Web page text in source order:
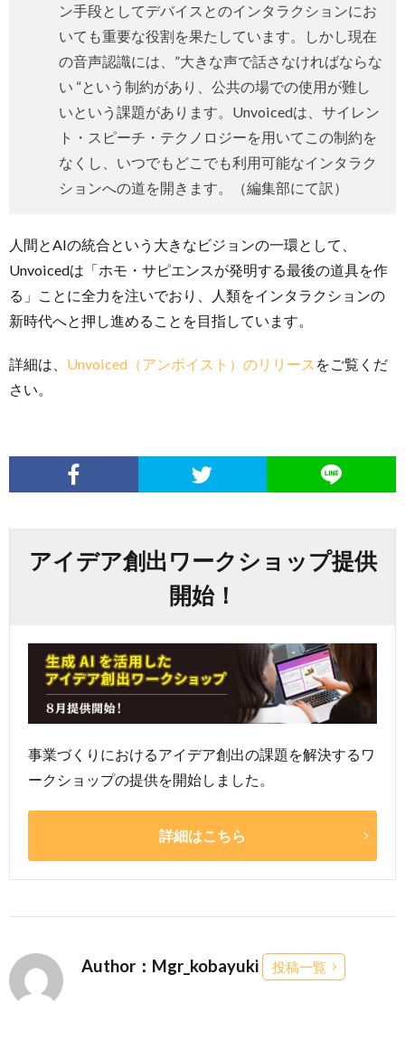
ン手段としてデバイスとのインタラクションにお
いても重要な役割を果たしています。しかし現在
の音声認識には、”大きな声で話さなければならな
い “という制約があり、公共の場での使用が難し
いという課題があります。Unvoicedは、サイレン
ト・スピーチ・テクノロジーを用いてこの制約を
なくし、いつでもどこでも利用可能なインタラク
ションへの道を開きます。（編集部にて訳）
人間とAIの統合という大きなビジョンの一環として、
Unvoicedは「ホモ・サピエンスが発明する最後の道具を作
る」ことに全力を注いでおり、人類をインタラクションの
新時代へと押し進めることを目指しています。
詳細は、 Unvoiced（アンボイスト）のリリース をご覧くだ
さい。
アイデア創出ワークショップ提供
開始！
事業づくりにおけるアイデア創出の課題を解決するワ
ークショップの提供を開始しました。
詳細はこちら
Author：Mgr_kobayuki 投稿一覧